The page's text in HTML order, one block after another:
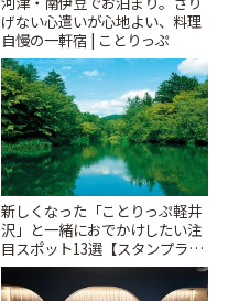
げない心遣いが心地よい、料理
自慢の一軒宿 | ことりっぷ
新しくなった「ことりっぷ軽井
沢」と一緒におでかけしたい注
目スポット13選【スタンプラリ
ー開催中】 | ことりっぷ